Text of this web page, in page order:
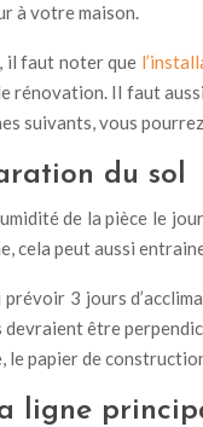
à votre maison.
il faut noter que
rénovation. Il faut
suivants, vous
du sol
de la pièce le
cela peut aussi
prévoir 3 jours
devraient être
le papier de
ligne